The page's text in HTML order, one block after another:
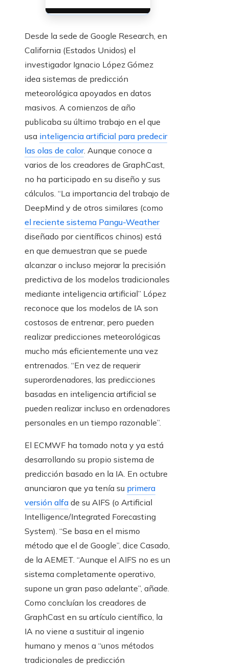
Desde la sede de Google Research, en
California (Estados Unidos) el
investigador Ignacio López Gómez
idea sistemas de predicción
meteorológica apoyados en datos
masivos. A comienzos de año
publicaba su último trabajo en el que
usa inteligencia artificial para predecir
las olas de calor. Aunque conoce a
varios de los creadores de GraphCast,
no ha participado en su diseño y sus
cálculos. “La importancia del trabajo de
DeepMind y de otros similares (como
el reciente sistema Pangu-Weather
diseñado por científicos chinos) está
en que demuestran que se puede
alcanzar o incluso mejorar la precisión
predictiva de los modelos tradicionales
mediante inteligencia artificial” López
reconoce que los modelos de IA son
costosos de entrenar, pero pueden
realizar predicciones meteorológicas
mucho más eficientemente una vez
entrenados. “En vez de requerir
superordenadores, las predicciones
basadas en inteligencia artificial se
pueden realizar incluso en ordenadores
personales en un tiempo razonable”.
El ECMWF ha tomado nota y ya está
desarrollando su propio sistema de
predicción basado en la IA. En octubre
anunciaron que ya tenía su primera
versión alfa de su AIFS (o Artificial
Intelligence/Integrated Forecasting
System). “Se basa en el mismo
método que el de Google”, dice Casado,
de la AEMET. “Aunque el AIFS no es un
sistema completamente operativo,
supone un gran paso adelante”, añade.
Como concluían los creadores de
GraphCast en su artículo científico, la
IA no viene a sustituir al ingenio
humano y menos a “unos métodos
tradicionales de predicción